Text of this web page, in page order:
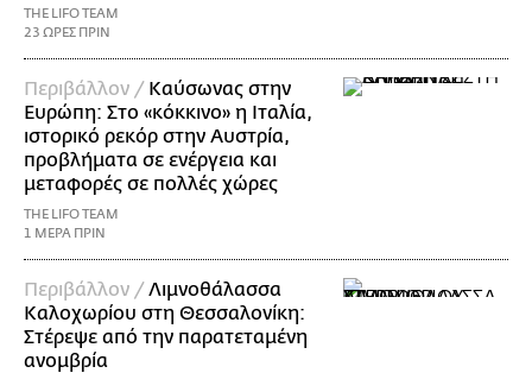
THE LIFO TEAM
23 ΩΡΕΣ ΠΡΙΝ
Περιβάλλον / Καύσωνας στην
Ευρώπη: Στο «κόκκινο» η Ιταλία,
ιστορικό ρεκόρ στην Αυστρία,
προβλήματα σε ενέργεια και
μεταφορές σε πολλές χώρες
THE LIFO TEAM
1 ΜΕΡΑ ΠΡΙΝ
Περιβάλλον /Λιμνοθάλασσα
Καλοχωρίου στη Θεσσαλονίκη:
Στέρεψε από την παρατεταμένη
ανομβρία